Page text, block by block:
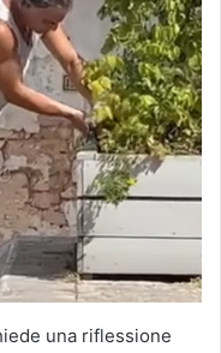
una riflessione